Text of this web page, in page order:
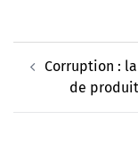
d’article
Corruption :
de